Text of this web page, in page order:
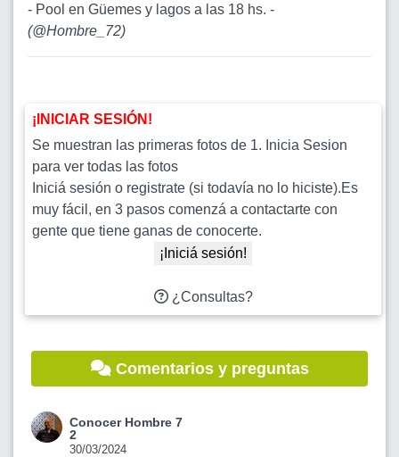
- Pool en Güemes y lagos a las 18 hs. -
(@Hombre_72)
¡INICIAR SESIÓN!
Se muestran las primeras fotos de 1. Inicia Sesion
para ver todas las fotos
Iniciá sesión o registrate (si todavía no lo hiciste).Es
muy fácil, en 3 pasos comenzá a contactarte con
gente que tiene ganas de conocerte.
¡Iniciá sesión!
¿Consultas?
Comentarios y preguntas
Conocer Hombre 7
2
30/03/2024